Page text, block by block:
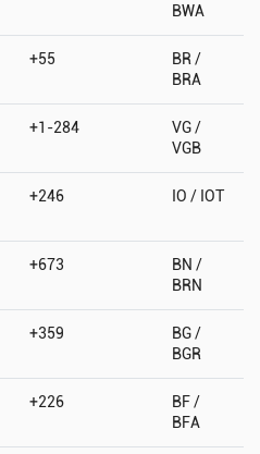
BWA
+55
BR /
BRA
+1-284
VG /
VGB
+246 IO / IOT
+673
BN /
BRN
+359
BG /
BGR
+226
BF /
BFA